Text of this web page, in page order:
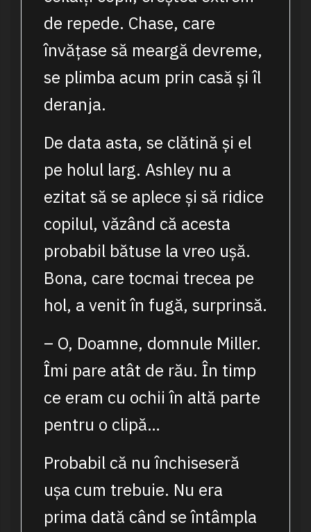
de repede. Chase, care
învățase să meargă devreme,
se plimba acum prin casă și îl
deranja.
De data asta, se clătină și el
pe holul larg. Ashley nu a
ezitat să se aplece și să ridice
copilul, văzând că acesta
probabil bătuse la vreo ușă.
Bona, care tocmai trecea pe
hol, a venit în fugă, surprinsă.
– O, Doamne, domnule Miller.
Îmi pare atât de rău. În timp
ce eram cu ochii în altă parte
pentru o clipă…
Probabil că nu închiseseră
ușa cum trebuie. Nu era
prima dată când se întâmpla